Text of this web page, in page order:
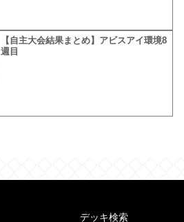
【自主大会結果まとめ】アビスアイ環境8
週目
デッキ検索